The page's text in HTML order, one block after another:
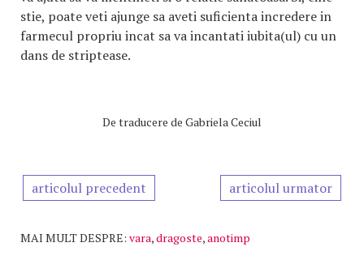
stie, poate veti ajunge sa aveti suficienta incredere in
farmecul propriu incat sa va incantati iubita(ul) cu un
dans de striptease.
De traducere de Gabriela Ceciul
articolul precedent articolul urmator
MAI MULT DESPRE: vara,dragoste,anotimp